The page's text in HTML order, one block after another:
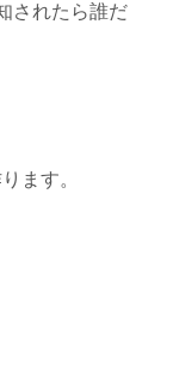
されたら誰だ
ます。